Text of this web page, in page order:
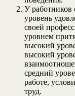
У
уровень
своей
уровнем
высокий
высокий
средний
работе,
труд.